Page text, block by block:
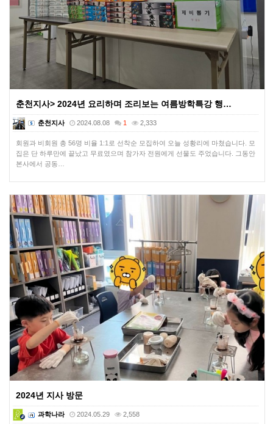
춘천지사> 2024년 요리하며 조리보는 여름방학특강 행…
춘천지사 2024.08.08 1 2,333
회원과 비회원 총 56명 비율 1:1로 선착순 모집하여 오늘 성황리에 마쳤습니다. 모
집은 단 하루만에 끝났고 무료였으며 참가자 전원에게 선물도 주었습니다. 그동안
본사에서 공동…
2024년 지사 방문
과학나라 2024.05.29 2,558